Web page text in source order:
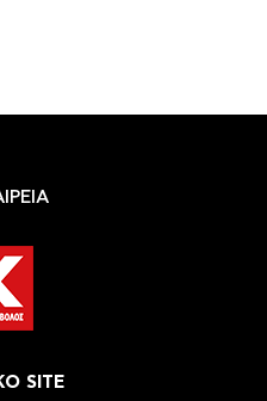
SITE